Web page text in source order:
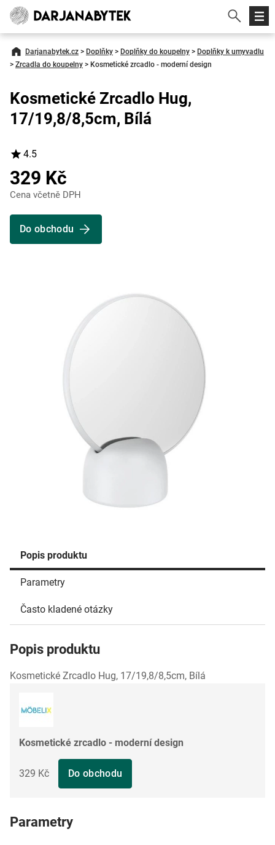
Darjanabytek.cz > Doplňky > Doplňky do koupelny > Doplňky k umyvadlu
> Zrcadla do koupelny > Kosmetické zrcadlo - moderní design
Popis produktu
Parametry
Často kladené otázky
Popis produktu
Kosmetické Zrcadlo Hug, 17/19,8/8,5cm, Bílá
Kosmetické zrcadlo - moderní design
329 Kč Do obchodu
Parametry
Kosmetické Zrcadlo Hug,
17/19,8/8,5cm, Bílá
4.5
329 Kč
Cena včetně DPH
Do obchodu